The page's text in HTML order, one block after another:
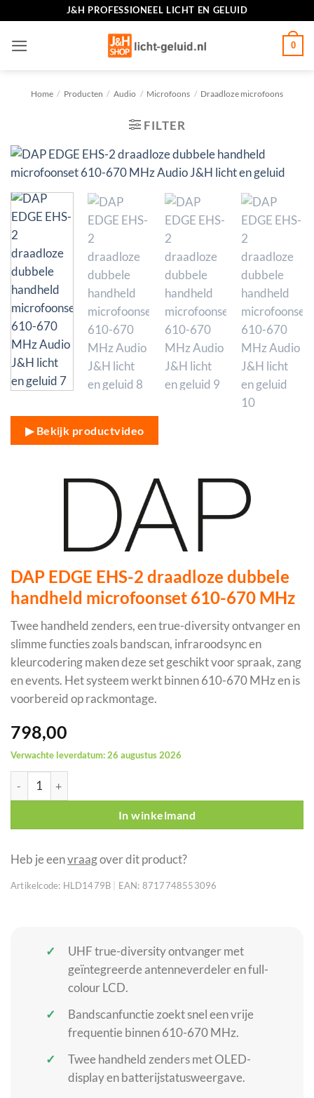
inhoud
J&H PROFESSIONEEL LICHT EN GELUID
0
Home / Producten / Audio / Microfoons / Draadloze microfoons
FILTER
▶ Bekijk productvideo
DAP EDGE EHS-2 draadloze dubbele
handheld microfoonset 610-670 MHz
Twee handheld zenders, een true-diversity ontvanger en
slimme functies zoals bandscan, infraroodsync en
kleurcodering maken deze set geschikt voor spraak, zang
en events. Het systeem werkt binnen 610-670 MHz en is
voorbereid op rackmontage.
798,00
Verwachte leverdatum: 26 augustus 2026
DAP EDGE EHS-2 draadloze dubbele handheld microfoonset
In winkelmand
Heb je eenvraagover dit product?
Artikelcode: HLD1479B | EAN: 8717748553096
UHF true-diversity ontvanger met
geïntegreerde antenneverdeler en full-
colour LCD.
Bandscanfunctie zoekt snel een vrije
frequentie binnen 610-670 MHz.
Twee handheld zenders met OLED-
display en batterijstatusweergave.